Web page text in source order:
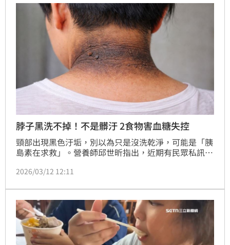
脖子黑洗不掉！不是髒汙 2食物害血糖失控
頸部出現黑色汙垢，別以為只是沒洗乾淨，可能是「胰
島素在求救」。營養師邱世昕指出，近期有民眾私訊表
力洗也去不掉。這其實是「棘皮症」，長期攝取過多精
色素沉澱，甚至長出小肉芽。
2026/03/12 12:11